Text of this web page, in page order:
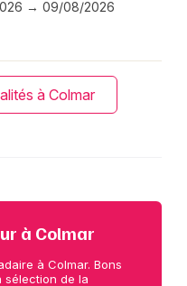
→ 09/08/2026
à Colmar
à Colmar
à Colmar. Bons
sélection de la